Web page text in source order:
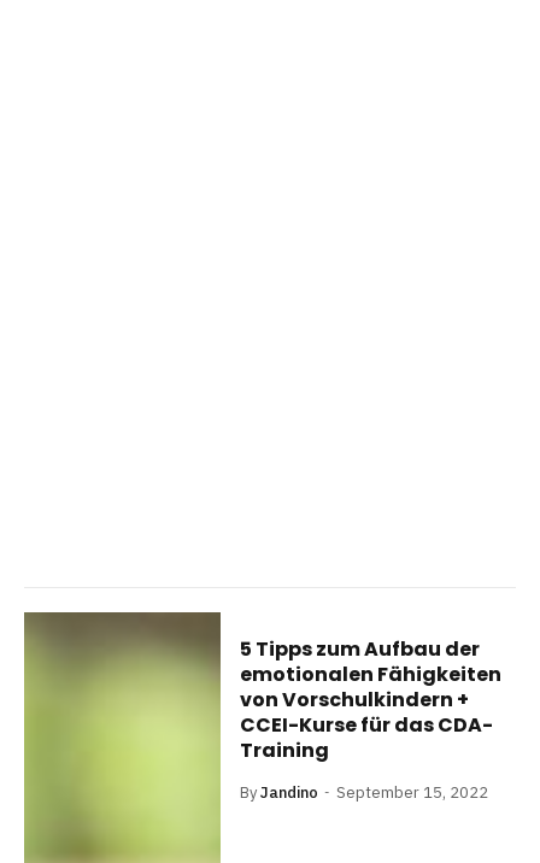
5 Tipps zum Aufbau der
emotionalen Fähigkeiten
von Vorschulkindern +
CCEI-Kurse für das CDA-
Training
ByJandino September 15, 2022